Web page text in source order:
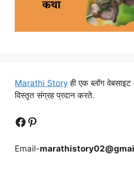
Marathi Story ही एक ब्लॉग
विस्तृत संग्रह प्रदान करते.
Follow UsFollow us
Email-